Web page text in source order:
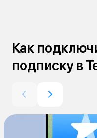
Как
подписку в